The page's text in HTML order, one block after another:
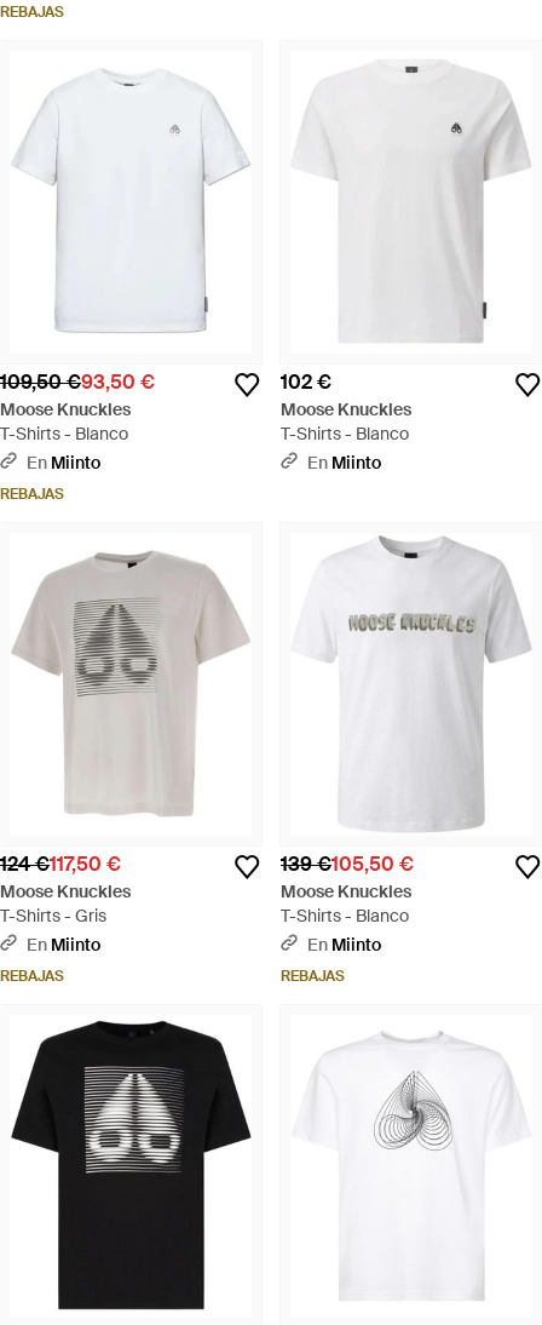
REBAJAS
109,50 €93,50 €
Moose Knuckles
T-Shirts - Blanco
En Miinto
REBAJAS
102 €
Moose Knuckles
T-Shirts - Blanco
En Miinto
124 €117,50 €
Moose Knuckles
T-Shirts - Gris
En Miinto
REBAJAS
139 €105,50 €
Moose Knuckles
T-Shirts - Blanco
En Miinto
REBAJAS